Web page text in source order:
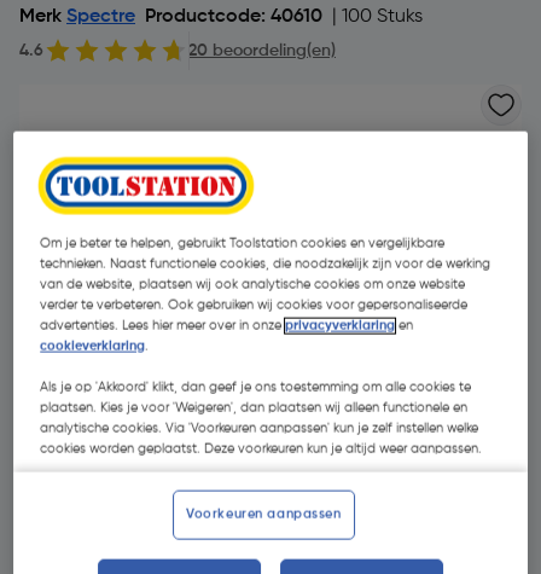
Merk Spectre Productcode: 40610 | 100 Stuks
4.6 20 beoordeling(en)
| Excl. btw € 4,04
Om je beter te helpen, gebruikt Toolstation cookies en vergelijkbare
technieken. Naast functionele cookies, die noodzakelijk zijn voor de werking
van de website, plaatsen wij ook analytische cookies om onze website
verder te verbeteren. Ook gebruiken wij cookies voor gepersonaliseerde
advertenties. Lees hier meer over in onzeprivacyverklaring en
cookieverklaring.
Als je op 'Akkoord' klikt, dan geef je ons toestemming om alle cookies te
plaatsen. Kies je voor 'Weigeren', dan plaatsen wij alleen functionele en
analytische cookies. Via 'Voorkeuren aanpassen' kun je zelf instellen welke
cookies worden geplaatst. Deze voorkeuren kun je altijd weer aanpassen.
Voorkeuren aanpassen